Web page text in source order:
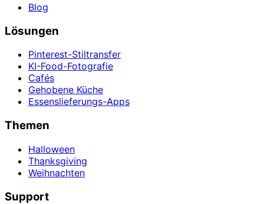
Blog
Lösungen
Pinterest-Stiltransfer
KI-Food-Fotografie
Cafés
Gehobene Küche
Essenslieferungs-Apps
Themen
Halloween
Thanksgiving
Weihnachten
Support